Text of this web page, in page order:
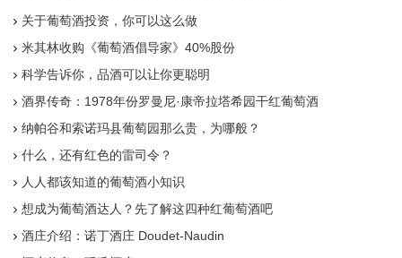
关于葡萄酒投资，你可以这么做
米其林收购《葡萄酒倡导家》40%股份
科学告诉你，品酒可以让你更聪明
酒界传奇：1978年份罗曼尼·康帝拉塔希园干红葡萄酒
纳帕谷和索诺玛县葡萄园那么贵，为哪般？
什么，还有红色的雷司令？
人人都该知道的葡萄酒小知识
想成为葡萄酒达人？先了解这四种红葡萄酒吧
酒庄介绍：诺丁酒庄 Doudet-Naudin